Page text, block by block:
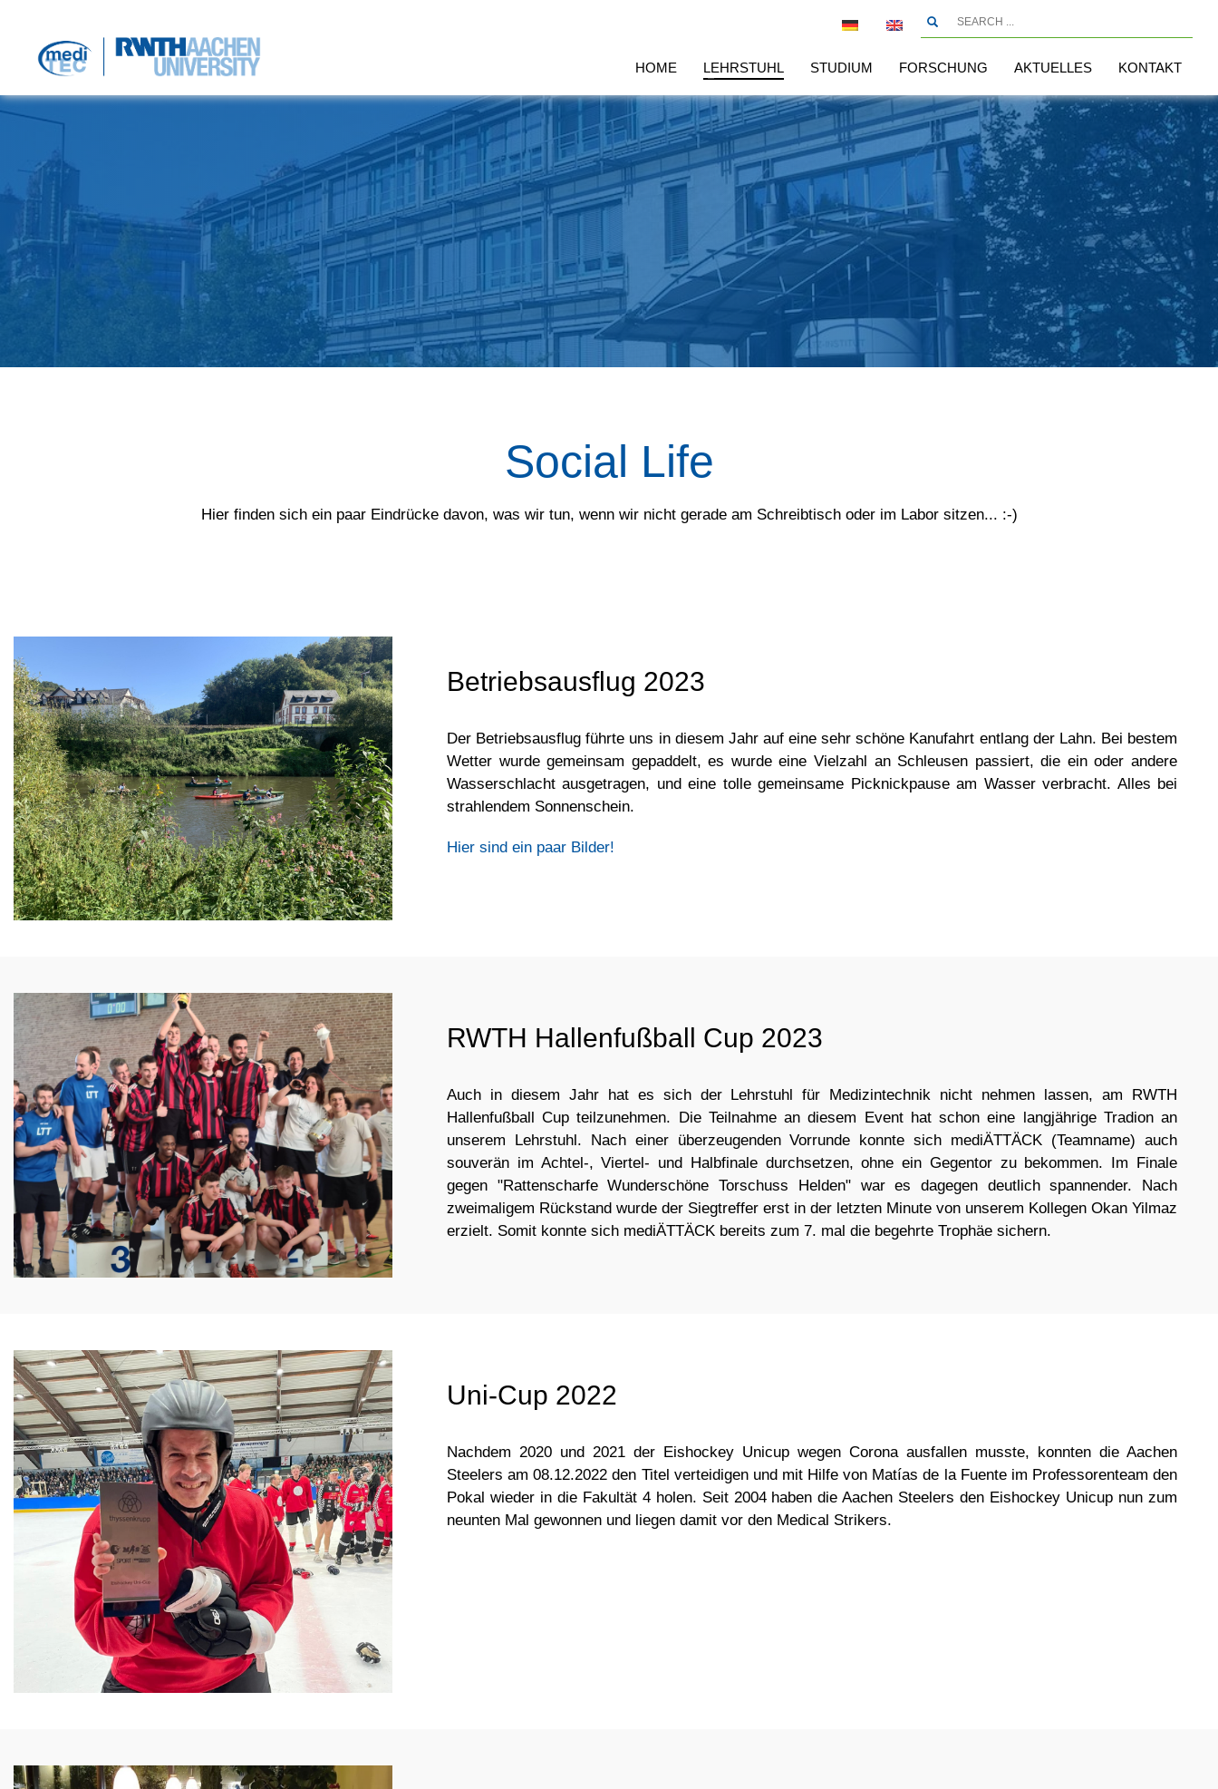
HOME LEHRSTUHL STUDIUM FORSCHUNG AKTUELLES KONTAKT
Social Life
Hier finden sich ein paar Eindrücke davon, was wir tun, wenn wir nicht gerade am Schreibtisch oder im Labor sitzen... :-)
Betriebsausflug 2023
Der Betriebsausflug führte uns in diesem Jahr auf eine sehr schöne Kanufahrt entlang der Lahn. Bei bestem
Wetter wurde gemeinsam gepaddelt, es wurde eine Vielzahl an Schleusen passiert, die ein oder andere
Wasserschlacht ausgetragen, und eine tolle gemeinsame Picknickpause am Wasser verbracht. Alles bei
strahlendem Sonnenschein.
Hier sind ein paar Bilder!
RWTH Hallenfußball Cup 2023
Auch in diesem Jahr hat es sich der Lehrstuhl für Medizintechnik nicht nehmen lassen, am RWTH
Hallenfußball Cup teilzunehmen. Die Teilnahme an diesem Event hat schon eine langjährige Tradion an
unserem Lehrstuhl. Nach einer überzeugenden Vorrunde konnte sich mediÄTTÄCK (Teamname) auch
souverän im Achtel-, Viertel- und Halbfinale durchsetzen, ohne ein Gegentor zu bekommen. Im Finale
gegen "Rattenscharfe Wunderschöne Torschuss Helden" war es dagegen deutlich spannender. Nach
zweimaligem Rückstand wurde der Siegtreffer erst in der letzten Minute von unserem Kollegen Okan Yilmaz
erzielt. Somit konnte sich mediÄTTÄCK bereits zum 7. mal die begehrte Trophäe sichern.
Uni-Cup 2022
Nachdem 2020 und 2021 der Eishockey Unicup wegen Corona ausfallen musste, konnten die Aachen
Steelers am 08.12.2022 den Titel verteidigen und mit Hilfe von Matías de la Fuente im Professorenteam den
Pokal wieder in die Fakultät 4 holen. Seit 2004 haben die Aachen Steelers den Eishockey Unicup nun zum
neunten Mal gewonnen und liegen damit vor den Medical Strikers.